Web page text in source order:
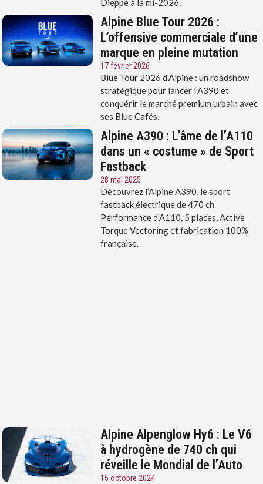
Dieppe à la mi-2026.
Alpine Blue Tour 2026 :
L’offensive commerciale d’une
marque en pleine mutation
17 février 2026
Blue Tour 2026 d’Alpine : un roadshow
stratégique pour lancer l’A390 et
conquérir le marché premium urbain avec
ses Blue Cafés.
Alpine A390 : L’âme de l’A110
dans un « costume » de Sport
Fastback
28 mai 2025
Découvrez l’Alpine A390, le sport
fastback électrique de 470 ch.
Performance d’A110, 5 places, Active
Torque Vectoring et fabrication 100%
française.
Alpine Alpenglow Hy6 : Le V6
à hydrogène de 740 ch qui
réveille le Mondial de l’Auto
15 octobre 2024